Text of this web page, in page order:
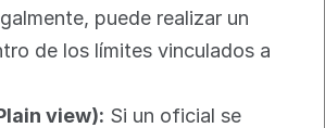
puede realizar un
de los límites vinculados a
view): Si un oficial se